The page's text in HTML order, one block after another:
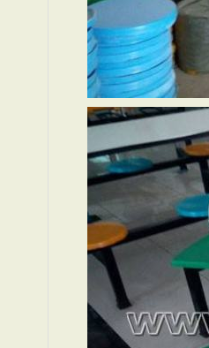
广州餐桌 JXA078-
惠州餐桌 JXA099